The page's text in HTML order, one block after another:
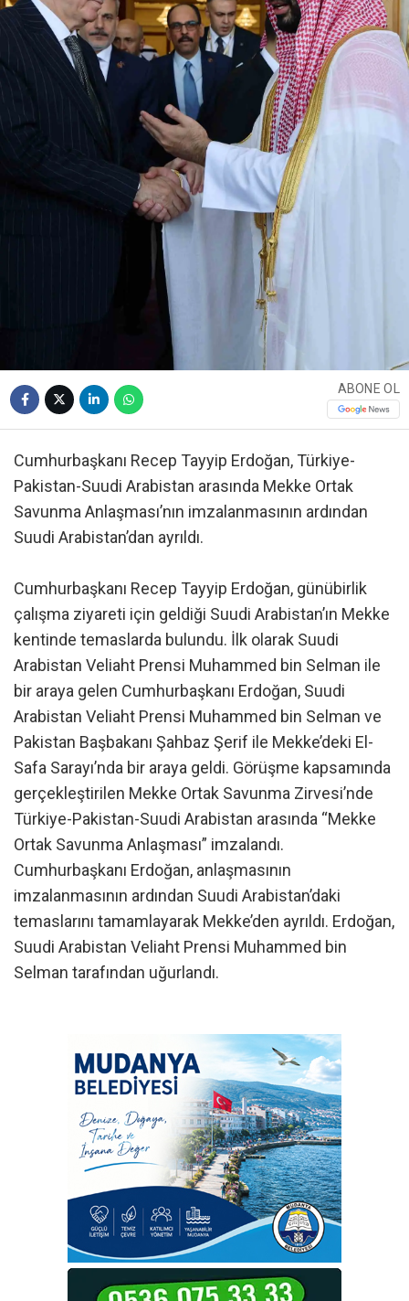
ABONE OL
Cumhurbaşkanı Recep Tayyip Erdoğan, Türkiye-
Pakistan-Suudi Arabistan arasında Mekke Ortak
Savunma Anlaşması’nın imzalanmasının ardından
Suudi Arabistan’dan ayrıldı.
Cumhurbaşkanı Recep Tayyip Erdoğan, günübirlik
çalışma ziyareti için geldiği Suudi Arabistan’ın Mekke
kentinde temaslarda bulundu. İlk olarak Suudi
Arabistan Veliaht Prensi Muhammed bin Selman ile
bir araya gelen Cumhurbaşkanı Erdoğan, Suudi
Arabistan Veliaht Prensi Muhammed bin Selman ve
Pakistan Başbakanı Şahbaz Şerif ile Mekke’deki El-
Safa Sarayı’nda bir araya geldi. Görüşme kapsamında
gerçekleştirilen Mekke Ortak Savunma Zirvesi’nde
Türkiye-Pakistan-Suudi Arabistan arasında “Mekke
Ortak Savunma Anlaşması” imzalandı.
Cumhurbaşkanı Erdoğan, anlaşmasının
imzalanmasının ardından Suudi Arabistan’daki
temaslarını tamamlayarak Mekke’den ayrıldı. Erdoğan,
Suudi Arabistan Veliaht Prensi Muhammed bin
Selman tarafından uğurlandı.